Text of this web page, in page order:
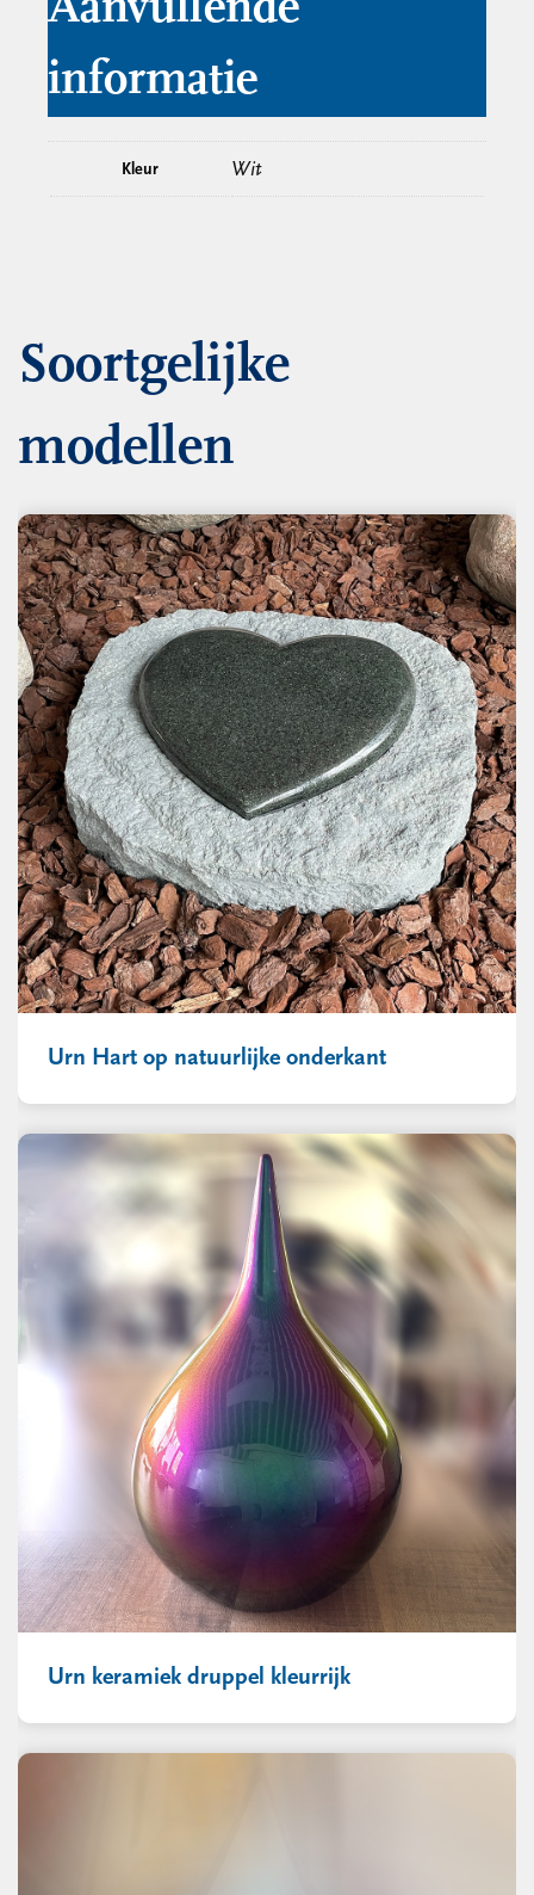
Aanvullende
informatie
Kleur Wit
Soortgelijke
modellen
Urn Hart op natuurlijke onderkant
Urn keramiek druppel kleurrijk